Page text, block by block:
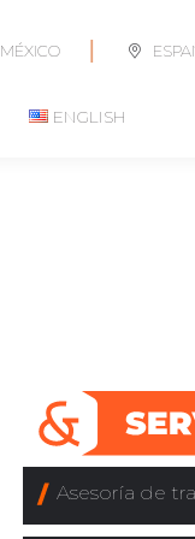
MÉXICO
ENGLISH
Asesoría de